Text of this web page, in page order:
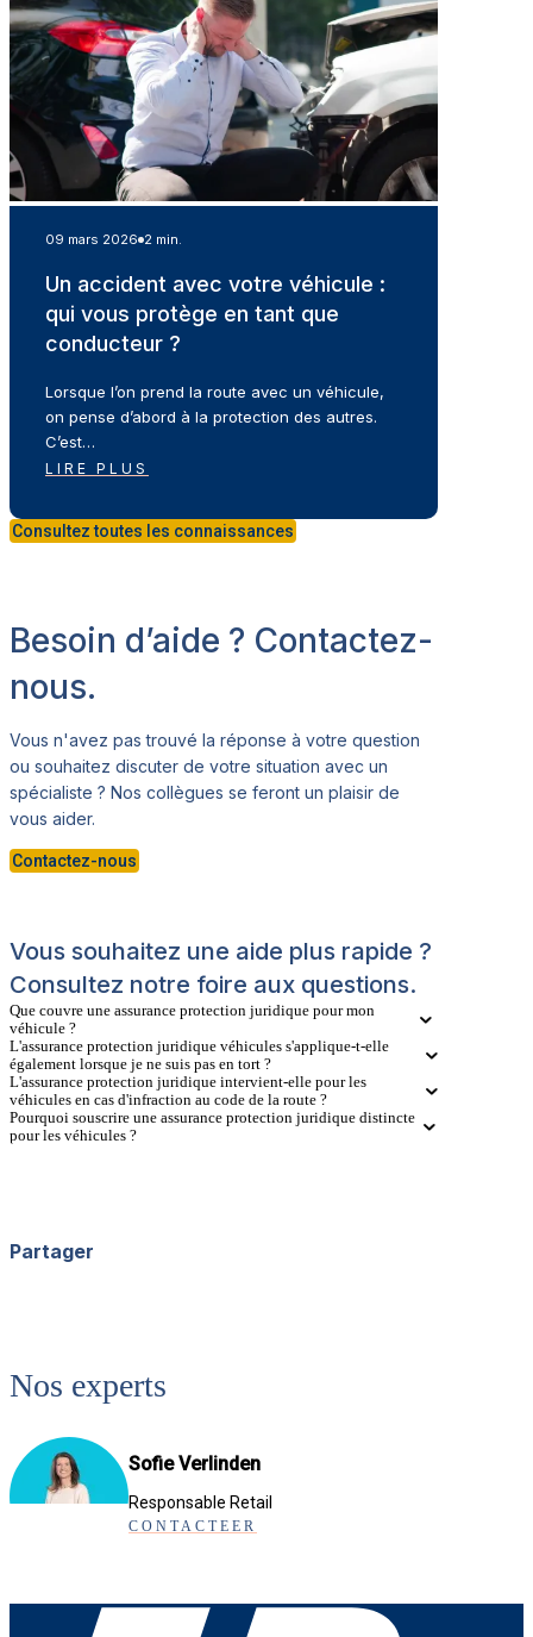
09 mars 2026 2 min.
Un accident avec votre véhicule :
qui vous protège en tant que
conducteur ?
Lorsque l’on prend la route avec un véhicule,
on pense d’abord à la protection des autres.
C’est…
LIRE PLUS
Consultez toutes les connaissances
Besoin d’aide ? Contactez-
nous.
Vous n'avez pas trouvé la réponse à votre question
ou souhaitez discuter de votre situation avec un
spécialiste ? Nos collègues se feront un plaisir de
vous aider.
Contactez-nous
Vous souhaitez une aide plus rapide ?
Consultez notre foire aux questions.
Que couvre une assurance protection juridique pour mon
véhicule ?
L'assurance protection juridique véhicules s'applique-t-elle
également lorsque je ne suis pas en tort ?
L'assurance protection juridique intervient-elle pour les
véhicules en cas d'infraction au code de la route ?
Pourquoi souscrire une assurance protection juridique distincte
pour les véhicules ?
Partager
Nos experts
Sofie Verlinden
Responsable Retail
CONTACTEER